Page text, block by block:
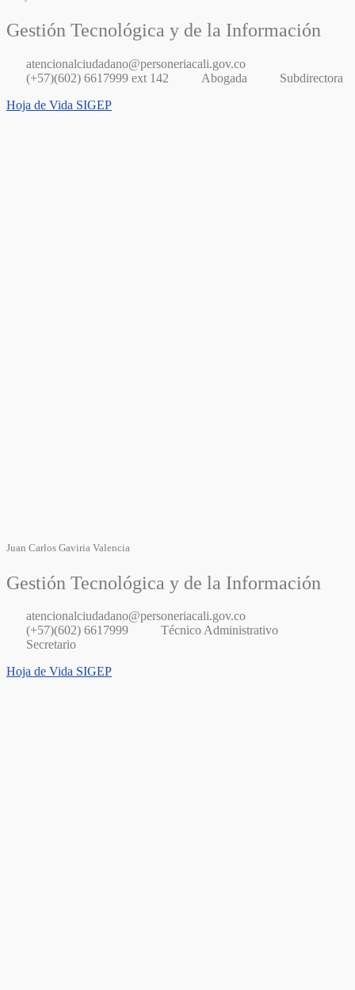
Gestión Tecnológica y de la Información
atencionalciudadano@personeriacali.gov.co
(+57)(602) 6617999 ext 142
Abogada
Subdirectora
Hoja de Vida SIGEP
Juan Carlos Gaviria Valencia
Gestión Tecnológica y de la Información
atencionalciudadano@personeriacali.gov.co
(+57)(602) 6617999
Técnico Administrativo
Secretario
Hoja de Vida SIGEP